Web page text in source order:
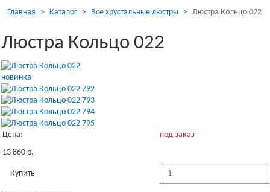
Главная Каталог Все хрустальные люстры Люстра Кольцо 022
Люстра Кольцо 022
новинка
Цена:
13 860 р.
под заказ
Купить